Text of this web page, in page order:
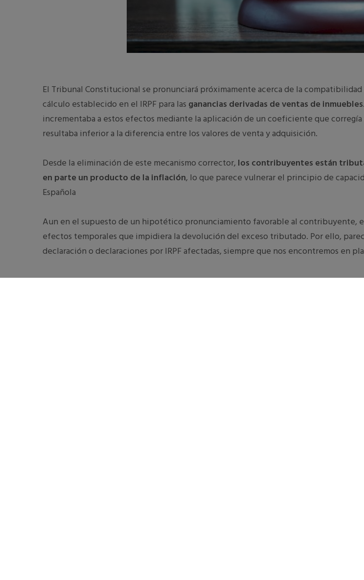
El Tribunal Constitucional se pronunciará próximamente acerca de la
cálculo establecido en el IRPF para las ganancias derivadas de ventas de inmuebles
incrementaba a estos efectos mediante la aplicación de un coeficiente que
resultaba inferior a la diferencia entre los valores de venta y adquisición.
Desde la eliminación de este mecanismo corrector, los contribuyentes están
en parte un producto de la inflación, lo que parece vulnerar el principio de
Española
Aun en el supuesto de un hipotético pronunciamiento favorable al contribuyente,
efectos temporales que impidiera la devolución del exceso tributado. Por ello,
declaración o declaraciones por IRPF afectadas, siempre que nos encontremos en